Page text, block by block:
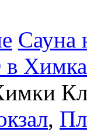
Сауна
,